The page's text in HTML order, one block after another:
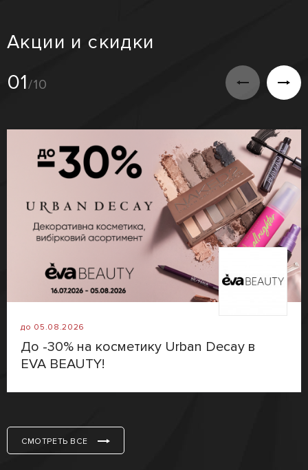
Акции и скидки
01/10
до 05.08.2026
До -30% на косметику Urban Decay в
EVA BEAUTY!
СМОТРЕТЬ ВСЕ